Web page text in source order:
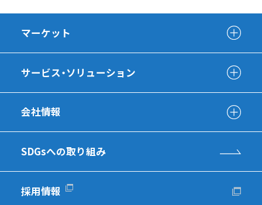
マーケット
サービス・ソリューション
会社情報
SDGsへの取り組み
採用情報